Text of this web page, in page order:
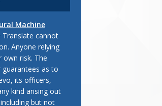
Machine
cannot
Anyone relying
risk. The
as to
its officers,
kind arising out
but not